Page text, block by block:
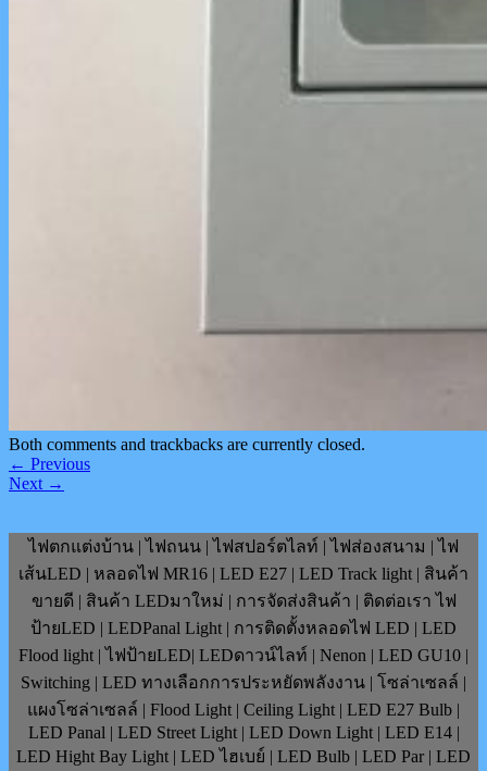
Both comments and trackbacks are currently closed.
← Previous
Next →
ไฟตกแต่งบ้าน | ไฟถนน | ไฟสปอร์ตไลท์ | ไฟส่องสนาม | ไฟ
เส้นLED | หลอดไฟ MR16 | LED E27 | LED Track light | สินค้า
ขายดี | สินค้า LEDมาใหม่ | การจัดส่งสินค้า | ติดต่อเรา ไฟ
ป้ายLED | LEDPanal Light | การติดตั้งหลอดไฟ LED | LED
Flood light | ไฟป้ายLED| LEDดาวน์ไลท์ | Nenon | LED GU10 |
Switching | LED ทางเลือกการประหยัดพลังงาน | โซล่าเซลล์ |
แผงโซล่าเซลล์ | Flood Light | Ceiling Light | LED E27 Bulb |
LED Panal | LED Street Light | LED Down Light | LED E14 |
LED Hight Bay Light | LED ไฮเบย์ | LED Bulb | LED Par | LED